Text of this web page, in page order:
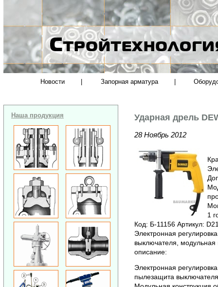
Новости Запорная арматура
Наша продукция Ударная дрель
28 Ноябрь 2012
1
Код: Б-11156 Артикул:
Электронная
выключателя, модульная
описание:
Электронная
пылезащита